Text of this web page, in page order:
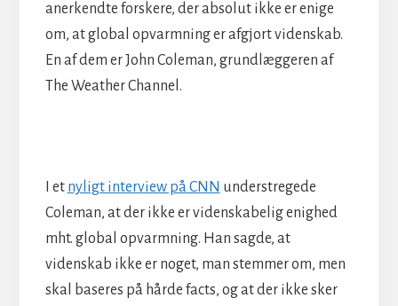
anerkendte forskere, der absolut ikke er enige
om, at global opvarmning er afgjort videnskab.
En af dem er John Coleman, grundlæggeren af
The Weather Channel.
I et nyligt interview på CNN understregede
Coleman, at der ikke er videnskabelig enighed
mht. global opvarmning. Han sagde, at
videnskab ikke er noget, man stemmer om, men
skal baseres på hårde facts, og at der ikke sker